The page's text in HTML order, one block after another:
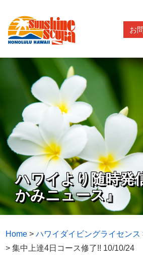
お
ハワイより随時発
かみニュース』
Home >ハワイダイビングライセンス
>集中上達4日コース修了!! 10/10/24